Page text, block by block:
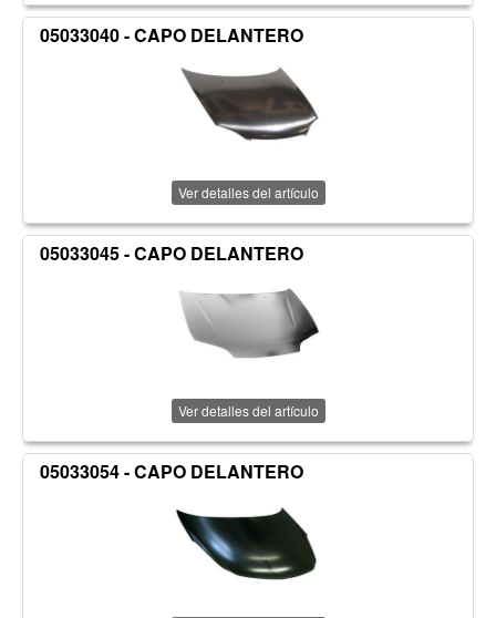
05033040 - CAPO DELANTERO
Ver detalles del artículo
05033045 - CAPO DELANTERO
Ver detalles del artículo
05033054 - CAPO DELANTERO